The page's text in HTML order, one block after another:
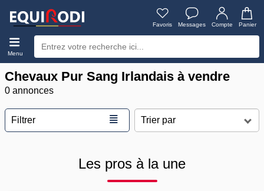
Favoris Messages Compte Panier
Menu
Chevaux Pur Sang Irlandais à vendre
0 annonces
Filtrer ≣
Les pros à la une